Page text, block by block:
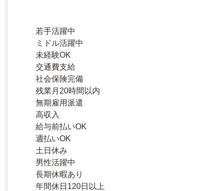
若手活躍中
ミドル活躍中
未経験OK
交通費支給
社会保険完備
残業月20時間以内
無期雇用派遣
高収入
給与前払いOK
週払いOK
土日休み
男性活躍中
長期休暇あり
年間休日120日以上